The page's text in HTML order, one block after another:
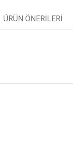
ÜRÜN ÖNERILERI